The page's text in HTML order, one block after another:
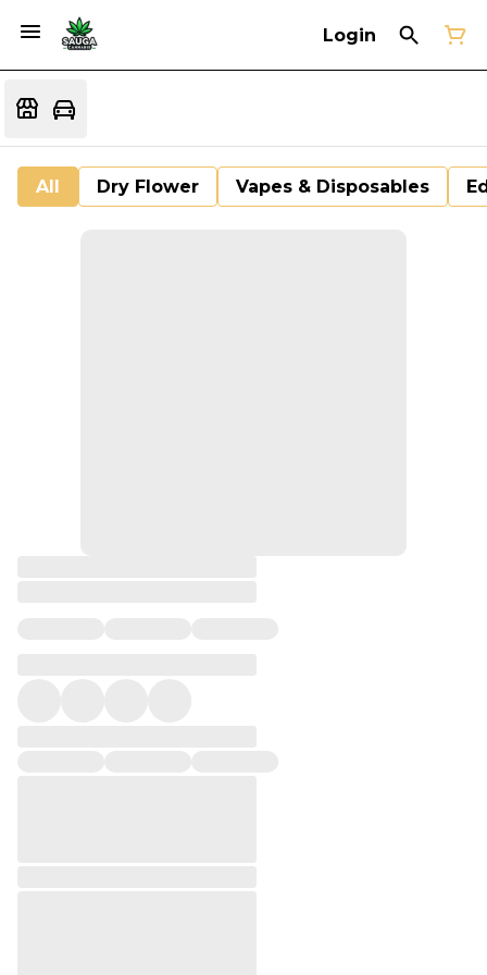
Login
All Dry Flower Vapes & Disposables